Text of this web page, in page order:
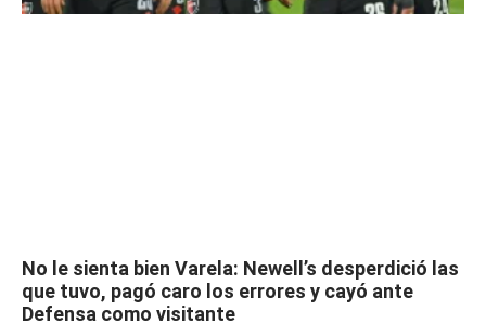
No le sienta bien Varela: Newell’s desperdició las
que tuvo, pagó caro los errores y cayó ante
Defensa como visitante